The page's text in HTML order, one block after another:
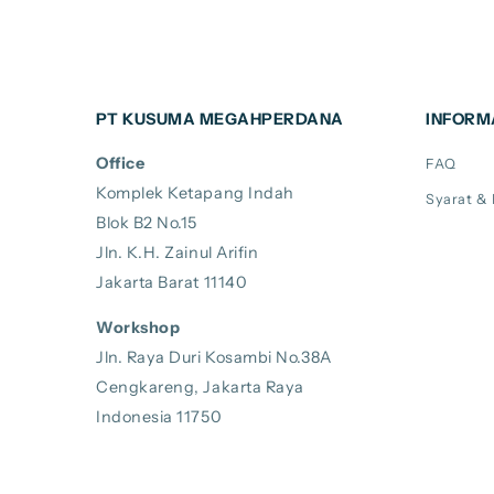
PT KUSUMA MEGAHPERDANA
Office
Komplek Ketapang Indah
Blok B2 No.15
Jln. K.H. Zainul Arifin
Jakarta Barat 11140
Workshop
Jln. Raya Duri Kosambi No.38A
Cengkareng, Jakarta Raya
Indonesia 11750
FAQ
Syarat &